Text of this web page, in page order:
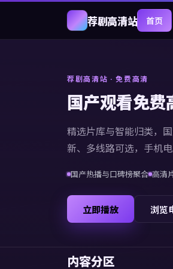
荐剧高清站 首页
荐剧高清站 · 免费高清
国产观看免费
精选片库与智能归类，
新、多线路可选，手机
国产热播与口碑榜聚合 高清
立即播放 浏览
内容分区